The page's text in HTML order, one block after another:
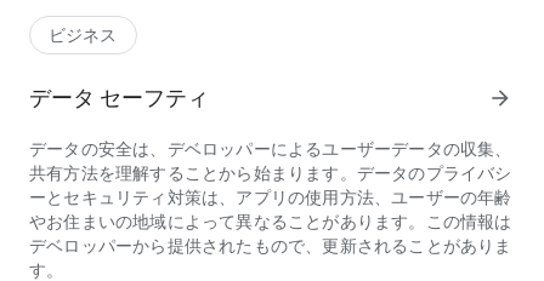
信など、広範囲に届けたい情報がある時にぜひご活用くださ
い。送られたメッセージは、"友だち"のお手元のLINEアプリに
チャット機能を使えば、通常のLINEと同様に"友だち"と1対1も
しくは複数人とのクローズドなコミュニケーションが可能で
す。個別の問合せや予約対応等にお使いください。チャット機
能をオフにすると、設定したメッセージが自動で返信される自
動応答機能も搭載しています。
ビジネス
データ セーフティ arrow_forward
データの安全は、デベロッパーによるユーザーデータの収集、
共有方法を理解することから始まります。データのプライバシ
ーとセキュリティ対策は、アプリの使用方法、ユーザーの年齢
やお住まいの地域によって異なることがあります。この情報は
デベロッパーから提供されたもので、更新されることがありま
す。